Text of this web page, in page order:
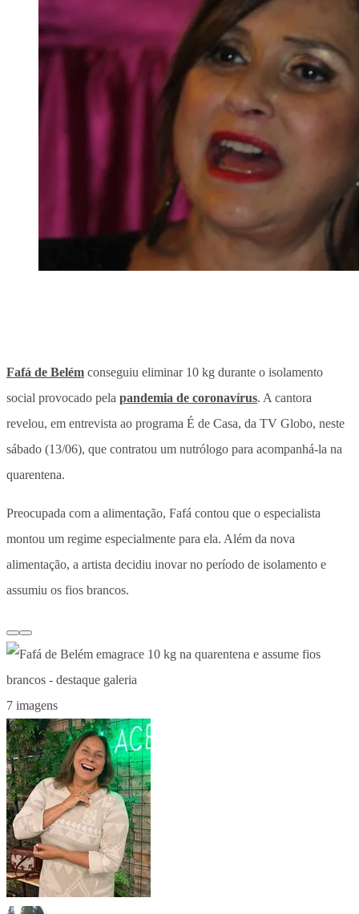
Fafá de Belém conseguiu eliminar 10 kg durante o isolamento
social provocado pela pandemia de coronavírus. A cantora
revelou, em entrevista ao programa É de Casa, da TV Globo, neste
sábado (13/06), que contratou um nutrólogo para acompanhá-la na
quarentena.
Preocupada com a alimentação, Fafá contou que o especialista
montou um regime especialmente para ela. Além da nova
alimentação, a artista decidiu inovar no período de isolamento e
assumiu os fios brancos.
7 imagens